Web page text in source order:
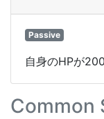
Passive
自身のHPが
Common